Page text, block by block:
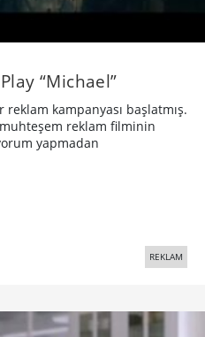
“Michael”
kampanyası başlatmış.
reklam filminin
yapmadan
REKLAM